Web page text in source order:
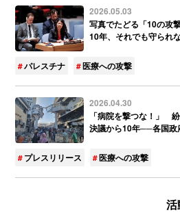
2026.05.03
写真でたどる「10の攻
10年、それでも守られ
パレスチナ 医療への攻撃
2026.04.30
「病院を撃つな！」
決議から10年──各国政
プレスリリース 医療への攻撃
活